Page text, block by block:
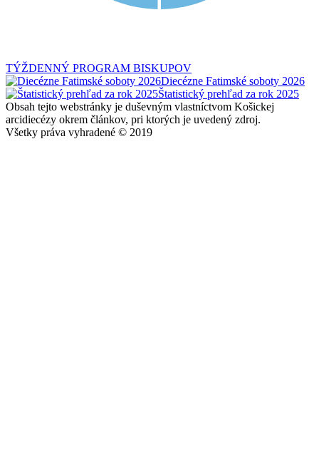
TÝŽDENNÝ PROGRAM BISKUPOV
Diecézne Fatimské soboty 2026
Štatistický prehľad za rok 2025
Obsah tejto webstránky je duševným vlastníctvom Košickej
arcidiecézy okrem článkov, pri ktorých je uvedený zdroj.
Všetky práva vyhradené © 2019